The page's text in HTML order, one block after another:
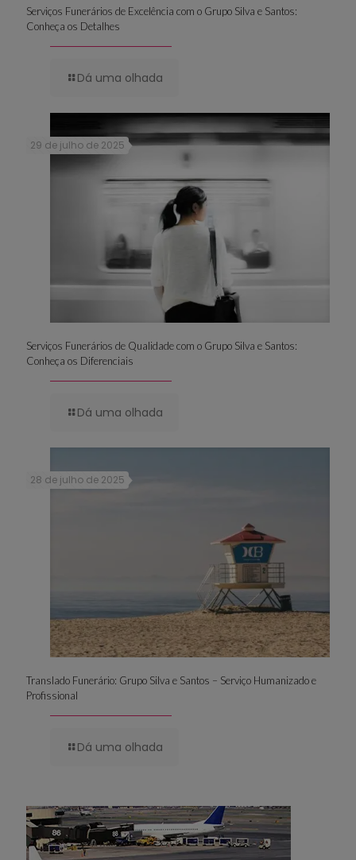
Serviços Funerários de Excelência com o Grupo Silva e Santos:
Conheça os Detalhes
Dá uma olhada
29 de julho de 2025
Serviços Funerários de Qualidade com o Grupo Silva e Santos:
Conheça os Diferenciais
Dá uma olhada
28 de julho de 2025
Translado Funerário: Grupo Silva e Santos – Serviço Humanizado e
Profissional
Dá uma olhada